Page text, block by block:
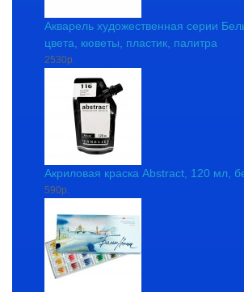
Акварель художественная серии
цвета, кюветы, пластик, палитра
2530р.
Акриловая краска Abstract, 120 мл,
590р.